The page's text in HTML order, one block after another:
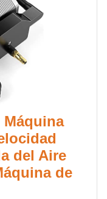
del Aire
de